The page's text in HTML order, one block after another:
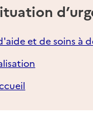
et de soins à